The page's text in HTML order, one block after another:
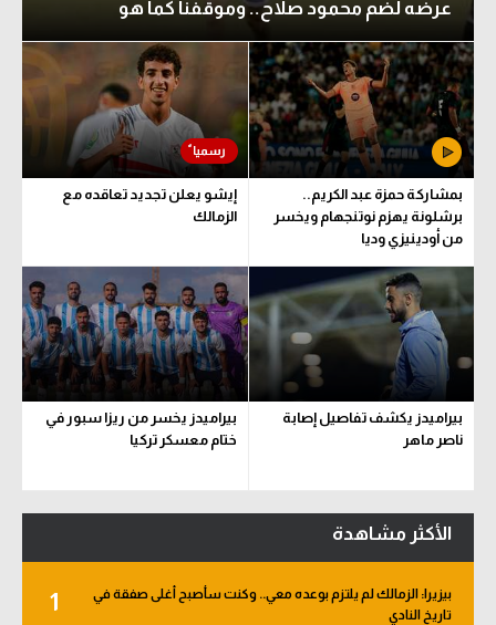
عرضه لضم محمود صلاح.. وموقفنا كما هو
بمشاركة حمزة عبد الكريم..
برشلونة يهزم نوتنجهام ويخسر
من أودينيزي وديا
إيشو يعلن تجديد تعاقده مع
الزمالك
بيراميدز يكشف تفاصيل إصابة
ناصر ماهر
بيراميدز يخسر من ريزا سبور في
ختام معسكر تركيا
الأكثر مشاهدة
1
بيزيرا: الزمالك لم يلتزم بوعده معي.. وكنت سأصبح أغلى صفقة في
تاريخ النادي